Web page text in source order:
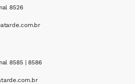
8526
8585 | 8586